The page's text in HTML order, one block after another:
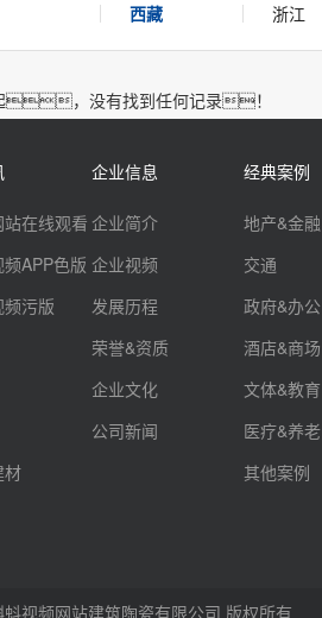
西藏 浙江
，没有找到任何记录！
在线观看
APP色版
污版
材
企业信息
企业简介
企业视频
发展历程
荣誉&资质
企业文化
公司新闻
经典案例
地产&金融
交通
政府&办公
酒店&商场
文体&教育
医疗&养老
其他案例
蚪视频网站建筑陶瓷有限公司 版权所有